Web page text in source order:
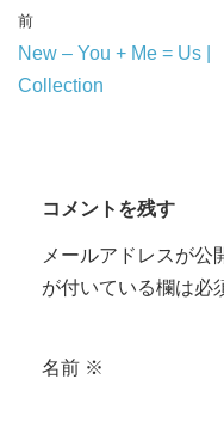
前
New – You + Me = Us |
Collection
コメントを残す
メールアドレスが公
が付いている欄は必
名前 ※